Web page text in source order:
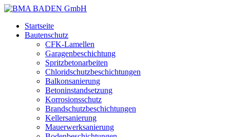
Startseite
Bautenschutz
CFK-Lamellen
Garagenbeschichtung
Spritzbetonarbeiten
Chloridschutzbeschichtungen
Balkonsanierung
Betoninstandsetzung
Korrosionsschutz
Brandschutzbeschichtungen
Kellersanierung
Mauerwerksanierung